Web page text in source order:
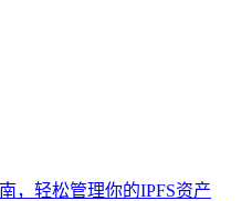
，轻松管理你的IPFS资产